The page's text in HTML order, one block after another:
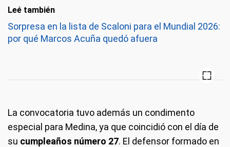
Leé también
Sorpresa en la lista de Scaloni para el Mundial 2026:
por qué Marcos Acuña quedó afuera
La convocatoria tuvo además un condimento
especial para Medina, ya que coincidió con el día de
su cumpleaños número 27. El defensor formado en